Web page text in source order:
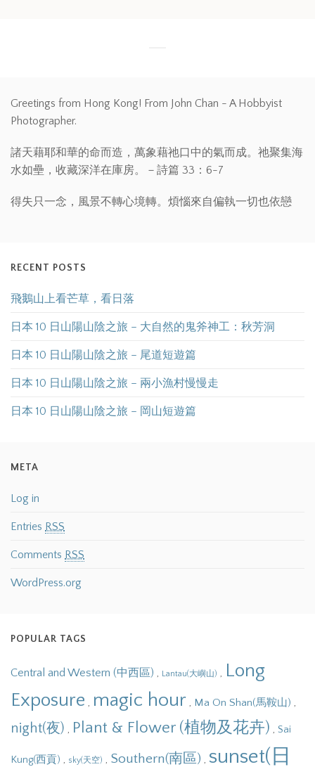
Greetings from Hong Kong! From John Chan - A Hobbyist
Photographer.
諸天藉耶和華的命而造，萬象藉祂口中的氣而成。祂聚集海
水如壘，收藏深洋在庫房。－詩篇 33：6-7
得失只一念，風景不轉心境轉。煩惱來自偏執一切也依戀
RECENT POSTS
飛鵝山上看芒草，看日落
日本 10 日山陽山陰之旅 – 大自然的鬼斧神工：秋芳洞
日本 10 日山陽山陰之旅 – 尾道短遊篇
日本 10 日山陽山陰之旅 – 兩小漁村慢慢走
日本 10 日山陽山陰之旅 – 岡山短遊篇
META
Log in
Entries RSS
Comments RSS
WordPress.org
POPULAR TAGS
Central and Western (中西區) , Lantau(大嶼山) , Long
Exposure , magic hour , Ma On Shan(馬鞍山) ,
night(夜) , Plant & Flower (植物及花卉) , Sai
Kung(西貢) , sky(天空) , Southern(南區) , sunset(日